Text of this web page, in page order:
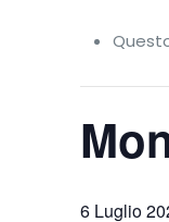
6 Luglio